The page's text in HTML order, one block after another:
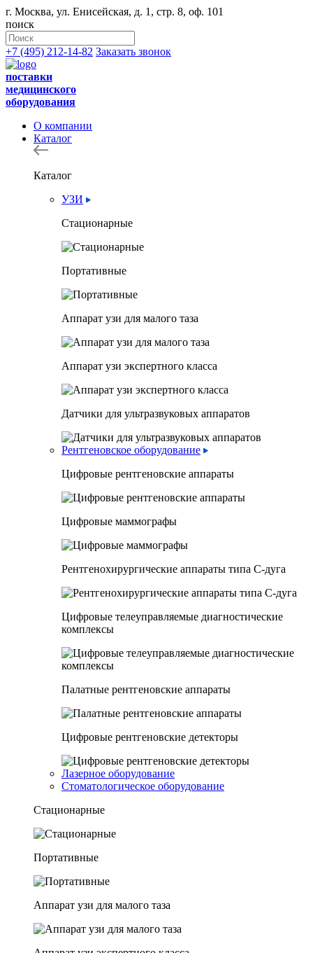
г. Москва, ул. Енисейская, д. 1, стр. 8, оф. 101
поиск
+7 (495) 212-14-82 Заказать звонок
поставки
медицинского
оборудования
О компании
Каталог
Каталог
УЗИ
Стационарные
Портативные
Аппарат узи для малого таза
Аппарат узи экспертного класса
Датчики для ультразвуковых аппаратов
Рентгеновское оборудование
Цифровые рентгеновские аппараты
Цифровые маммографы
Рентгенохирургические аппараты типа C-дуга
Цифровые телеуправляемые диагностические
комплексы
Палатные рентгеновские аппараты
Цифровые рентгеновские детекторы
Лазерное оборудование
Стоматологическое оборудование
Стационарные
Портативные
Аппарат узи для малого таза